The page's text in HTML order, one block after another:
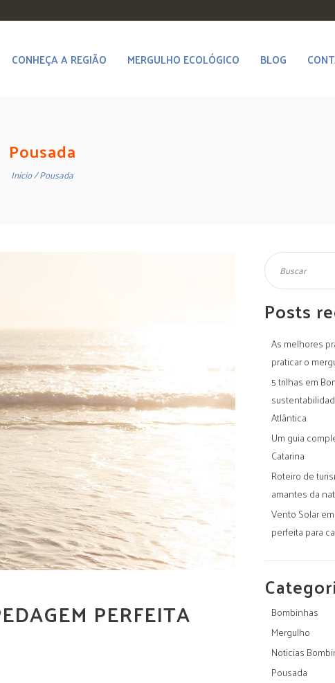
CONHEÇA A REGIÃO MERGULHO ECOLÓGICO BLOG
Pousada
Início Pousada
PERFEITA
Posts
As melhores
praticar o
5 trilhas em
Atlântica
Um guia
Catarina
Roteiro de
amantes da
Vento Solar
perfeita para
Bombinhas
Mergulho
Noticias
Pousada